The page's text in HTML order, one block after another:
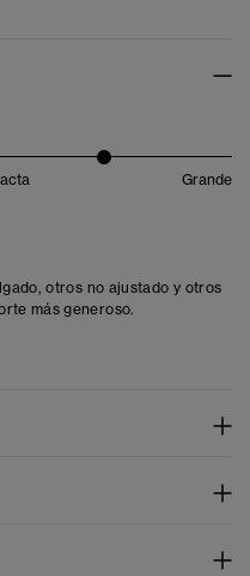
Grande
otros no ajustado y otros
más generoso.